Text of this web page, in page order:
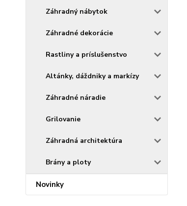
Záhradný nábytok
Záhradné dekorácie
Rastliny a príslušenstvo
Altánky, dáždniky a markízy
Záhradné náradie
Grilovanie
Záhradná architektúra
Brány a ploty
Novinky